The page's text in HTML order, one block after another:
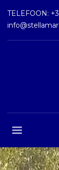
TELEFOON: